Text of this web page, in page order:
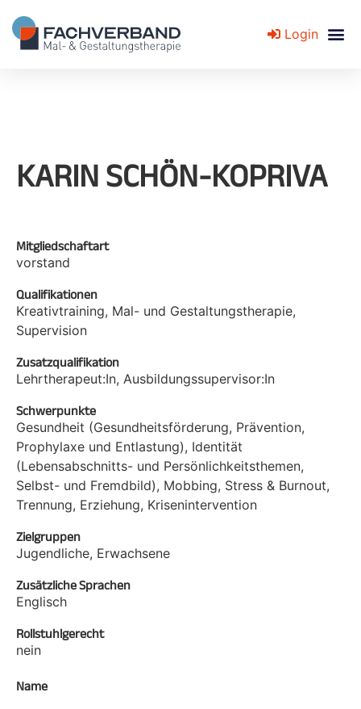
Login
KARIN SCHÖN-KOPRIVA
Mitgliedschaftart
vorstand
Qualifikationen
Kreativtraining, Mal- und Gestaltungstherapie,
Supervision
Zusatzqualifikation
Lehrtherapeut:In, Ausbildungssupervisor:In
Schwerpunkte
Gesundheit (Gesundheitsförderung, Prävention,
Prophylaxe und Entlastung), Identität
(Lebensabschnitts- und Persönlichkeitsthemen,
Selbst- und Fremdbild), Mobbing, Stress & Burnout,
Trennung, Erziehung, Krisenintervention
Zielgruppen
Jugendliche, Erwachsene
Zusätzliche Sprachen
Englisch
Rollstuhlgerecht
nein
Name